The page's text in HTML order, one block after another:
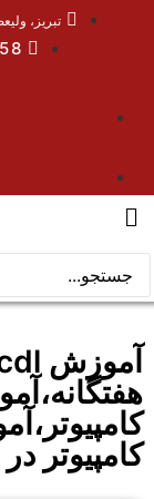
تبریز،
041)
کامپیوتر در